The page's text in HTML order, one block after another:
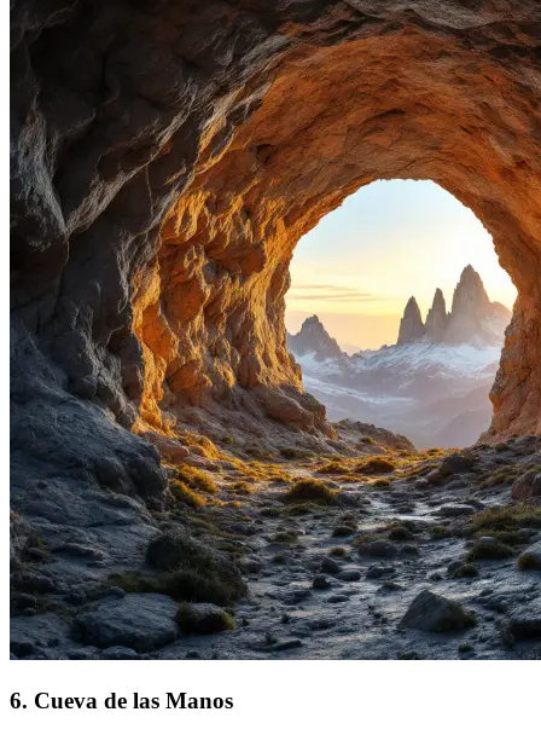
6. Cueva de las Manos